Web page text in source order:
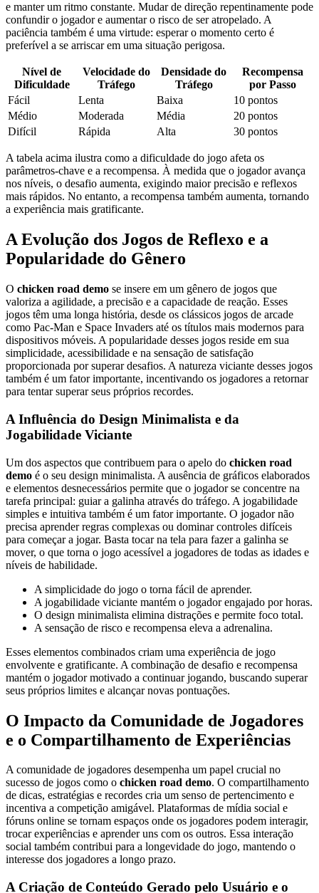
e manter um ritmo constante. Mudar de direção repentinamente pode
confundir o jogador e aumentar o risco de ser atropelado. A
paciência também é uma virtude: esperar o momento certo é
preferível a se arriscar em uma situação perigosa.
Nível de
Dificuldade
Velocidade do
Tráfego
Densidade do
Tráfego
Recompensa
por Passo
Fácil
Lenta Baixa
10 pontos
Médio
Moderada Média
20 pontos
Difícil
Rápida Alta 30 pontos
A tabela acima ilustra como a dificuldade do jogo afeta os
parâmetros-chave e a recompensa. À medida que o jogador avança
nos níveis, o desafio aumenta, exigindo maior precisão e reflexos
mais rápidos. No entanto, a recompensa também aumenta, tornando
a experiência mais gratificante.
A Evolução dos Jogos de Reflexo e a
Popularidade do Gênero
O chicken road demo se insere em um gênero de jogos que
valoriza a agilidade, a precisão e a capacidade de reação. Esses
jogos têm uma longa história, desde os clássicos jogos de arcade
como Pac-Man e Space Invaders até os títulos mais modernos para
dispositivos móveis. A popularidade desses jogos reside em sua
simplicidade, acessibilidade e na sensação de satisfação
proporcionada por superar desafios. A natureza viciante desses jogos
também é um fator importante, incentivando os jogadores a retornar
para tentar superar seus próprios recordes.
A Influência do Design Minimalista e da
Jogabilidade Viciante
Um dos aspectos que contribuem para o apelo do chicken road
demo é o seu design minimalista. A ausência de gráficos elaborados
e elementos desnecessários permite que o jogador se concentre na
tarefa principal: guiar a galinha através do tráfego. A jogabilidade
simples e intuitiva também é um fator importante. O jogador não
precisa aprender regras complexas ou dominar controles difíceis
para começar a jogar. Basta tocar na tela para fazer a galinha se
mover, o que torna o jogo acessível a jogadores de todas as idades e
níveis de habilidade.
A simplicidade do jogo o torna fácil de aprender.
A jogabilidade viciante mantém o jogador engajado por horas.
O design minimalista elimina distrações e permite foco total.
A sensação de risco e recompensa eleva a adrenalina.
Esses elementos combinados criam uma experiência de jogo
envolvente e gratificante. A combinação de desafio e recompensa
mantém o jogador motivado a continuar jogando, buscando superar
seus próprios limites e alcançar novas pontuações.
O Impacto da Comunidade de Jogadores
e o Compartilhamento de Experiências
A comunidade de jogadores desempenha um papel crucial no
sucesso de jogos como o chicken road demo. O compartilhamento
de dicas, estratégias e recordes cria um senso de pertencimento e
incentiva a competição amigável. Plataformas de mídia social e
fóruns online se tornam espaços onde os jogadores podem interagir,
trocar experiências e aprender uns com os outros. Essa interação
social também contribui para a longevidade do jogo, mantendo o
interesse dos jogadores a longo prazo.
A Criação de Conteúdo Gerado pelo Usuário e o